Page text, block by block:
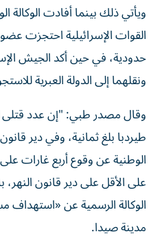
ويأتي ذلك بينما أفادت الوكالة
القوات الإسرائيلية احتجزت
حدودية، في حين أكد الجيش
ونقلهما إلى الدولة العبرية
وقال مصدر طبي: "إن عدد قتلى
طيردبا بلغ ثمانية، وفي دير
الوطنية عن وقوع أربع غارات
على الأقل على دير قانون
الوكالة الرسمية عن «استهداف
مدينة صيدا.